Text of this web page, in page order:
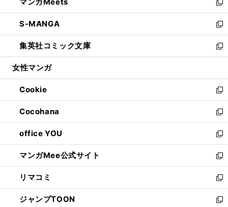
で
開
く
ド
ウ
で
開
く
ィ
ン
ド
ウ
で
開
い
ウ
ィ
ン
ド
ウ
開
く
新
し
い
ウ
ィ
ン
ウ
で
開
く
S-MANGA
新
し
い
ウ
ン
ド
ウ
で
開
く
集英社コミック文庫
新
し
ウ
ィ
ン
ド
ウ
で
開
く
女性マンガ
Cookie
新
し
い
ウ
ィ
ン
ド
ウ
で
開
く
Cocohana
新
し
い
ウ
ィ
ン
ド
ウ
で
office YOU
新
し
い
ウ
ィ
ン
ド
マンガMee公式サイト
新
し
い
ウ
ィ
リマコミ
新
し
い
ジャンプTOON 新